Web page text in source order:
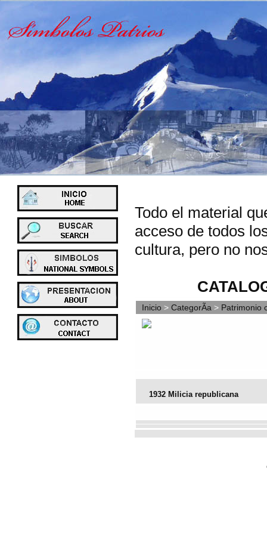
Todo el material
acceso de todos
cultura, pero no
Inicio > CategorÃ­a > Patrimonio
1932 Milicia republicana